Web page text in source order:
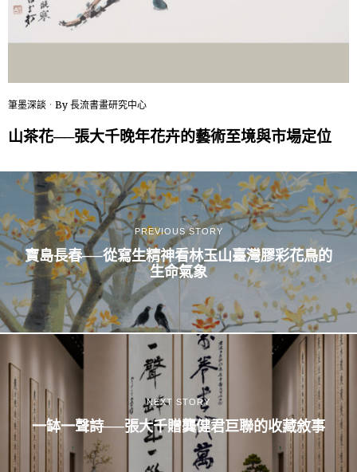
筆墨深談 By 長流書畫研究中心
山茶花──張大千晚年花卉的藝術至境與市場定位
PREVIOUS STORY
寶島長春──從寫生精神看林玉山臺灣膠彩花鳥的
生命氣象
NEXT STORY
一缽一聲詩──張大千贈龔健君巨聯的收藏敘事